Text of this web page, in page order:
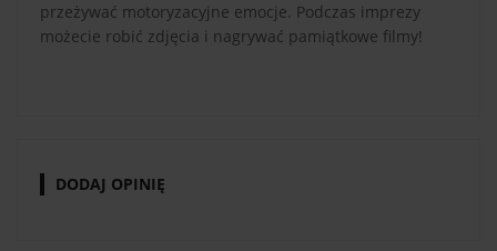
przeżywać motoryzacyjne emocje. Podczas imprezy
możecie robić zdjęcia i nagrywać pamiątkowe filmy!
DODAJ OPINIĘ